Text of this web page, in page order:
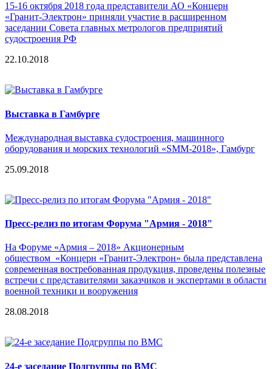
15-16 октября 2018 года представители АО «Концерн
«Гранит-Электрон» приняли участие в расширенном
заседании Совета главных метрологов предприятий
судостроения РФ
22.10.2018
Выставка в Гамбурге
Международная выставка судостроения, машинного
оборудования и морских технологий «SMM-2018», Гамбург
25.09.2018
Пресс-релиз по итогам Форума "Армия - 2018"
На Форуме «Армия – 2018» Акционерным
обществом «Концерн «Гранит-Электрон» была представлена
современная востребованная продукция, проведены полезные
встречи с представителями заказчиков и экспертами в области
военной техники и вооружения
28.08.2018
24-е заседание Подгруппы по ВМС